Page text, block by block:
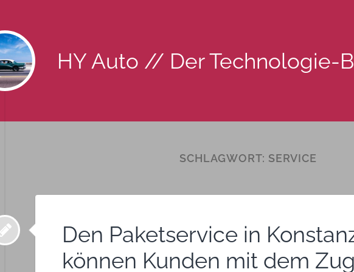
HY Auto // Der Technologie-
SCHLAGWORT: SERVICE
Den Paketservice in
können Kunden mit dem Zug